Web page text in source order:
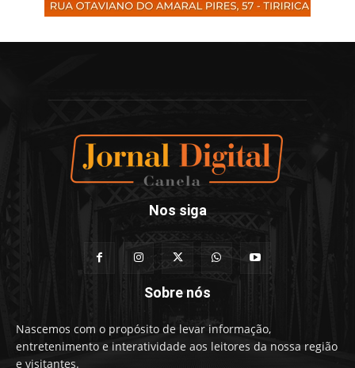
Nos siga
Sobre nós
Nascemos com o propósito de levar informação,
entretenimento e interatividade aos leitores da nossa região
e visitantes.